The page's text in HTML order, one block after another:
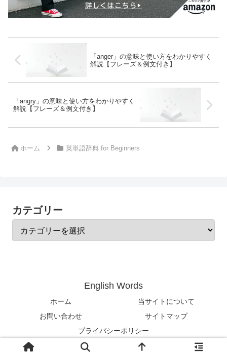
「anger」の意味と使い方をわかりやすく
解説【フレーズ＆例文付き】
「angry」の意味と使い方をわかりやすく
解説【フレーズ＆例文付き】
ホーム 英単語辞典 for Beginners
カテゴリー
English Words
ホーム
当サイトについて
お問い合わせ
サイトマップ
プライバシーポリシー
© 2024-2026 English Words.